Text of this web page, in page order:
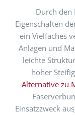
Durch den
Eigenschaften
ein Vielfaches
Anlagen und
leichte
hoher
Alternative zu
Einsatzzweck